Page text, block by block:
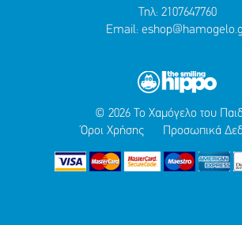
Τηλ: 2107647760
Email:
© 2026 Το Χαμόγελο του
Όροι Χρήσης
Προσωπικά